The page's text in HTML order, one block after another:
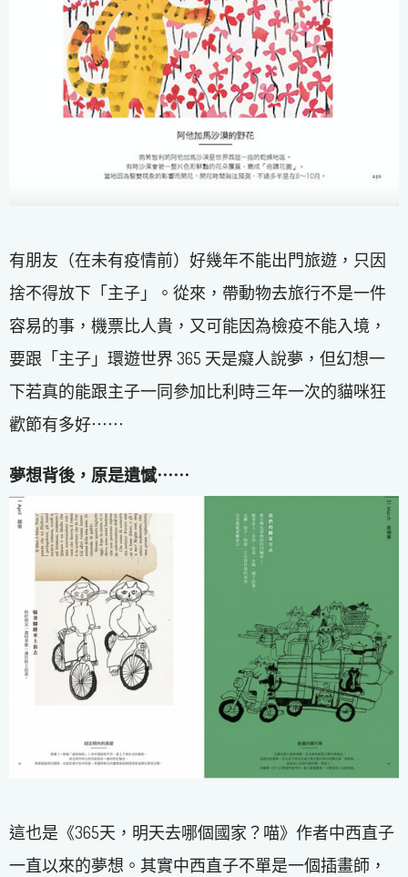
有朋友（在未有疫情前）好幾年不能出門旅遊，只因
捨不得放下「主子」。從來，帶動物去旅行不是一件
容易的事，機票比人貴，又可能因為檢疫不能入境，
要跟「主子」環遊世界 365 天是癡人說夢，但幻想一
下若真的能跟主子一同參加比利時三年一次的貓咪狂
歡節有多好⋯⋯
夢想背後，原是遺憾⋯⋯
這也是《365天，明天去哪個國家？喵》作者中西直子
一直以來的夢想。其實中西直子不單是一個插畫師，